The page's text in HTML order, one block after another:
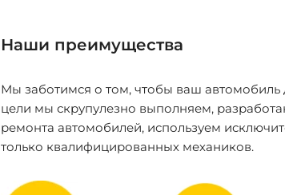
Наши преимущества
Мы заботимся о том, чтобы ваш автомобиль
цели мы скрупулезно выполняем,
ремонта автомобилей, используем
только квалифицированных механиков.